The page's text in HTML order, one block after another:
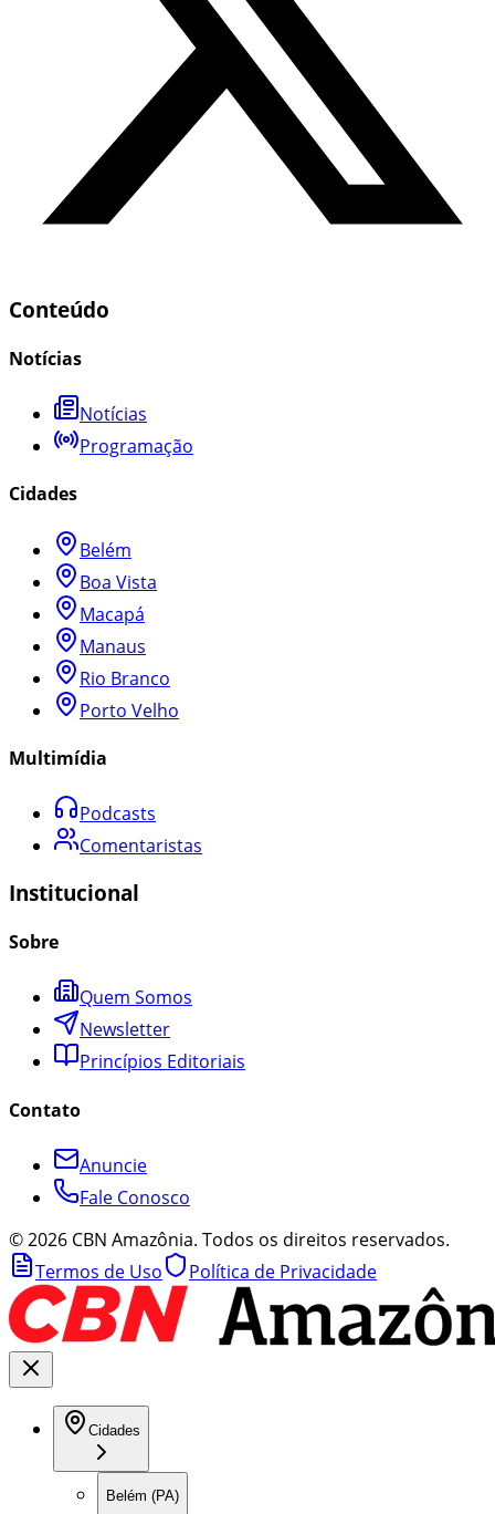
Conteúdo
Notícias
Notícias
Programação
Cidades
Belém
Boa Vista
Macapá
Manaus
Rio Branco
Porto Velho
Multimídia
Podcasts
Comentaristas
Institucional
Sobre
Quem Somos
Newsletter
Princípios Editoriais
Contato
Anuncie
Fale Conosco
©2026 CBN Amazônia. Todos os direitos reservados.
Termos de Uso
Política de Privacidade
Cidades
Belém (PA)